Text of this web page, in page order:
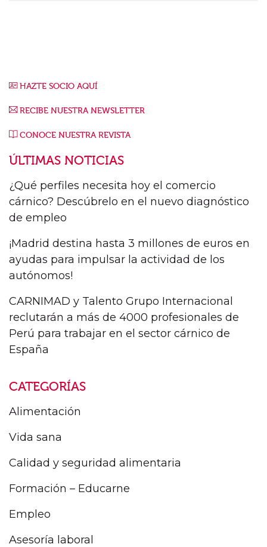
HAZTE SOCIO AQUÍ
RECIBE NUESTRA NEWSLETTER
CONOCE NUESTRA REVISTA
ÚLTIMAS NOTICIAS
¿Qué perfiles necesita hoy el comercio
cárnico? Descúbrelo en el nuevo diagnóstico
de empleo
¡Madrid destina hasta 3 millones de euros en
ayudas para impulsar la actividad de los
autónomos!
CARNIMAD y Talento Grupo Internacional
reclutarán a más de 4000 profesionales de
Perú para trabajar en el sector cárnico de
España
CATEGORÍAS
Alimentación
Vida sana
Calidad y seguridad alimentaria
Formación – Educarne
Empleo
Asesoría laboral